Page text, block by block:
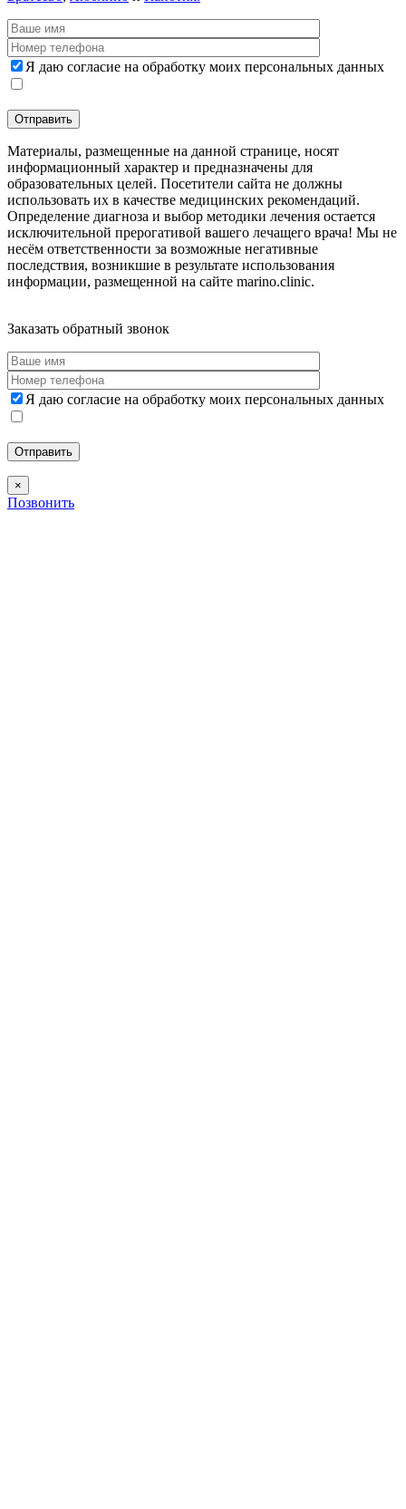
Я даю согласие на обработку моих персональных данных
Материалы, размещенные на данной странице, носят
информационный характер и предназначены для
образовательных целей. Посетители сайта не должны
использовать их в качестве медицинских рекомендаций.
Определение диагноза и выбор методики лечения остается
исключительной прерогативой вашего лечащего врача! Мы не
несём ответственности за возможные негативные
последствия, возникшие в результате использования
информации, размещенной на сайте marino.clinic.
Заказать обратный звонок
Я даю согласие на обработку моих персональных данных
×
Позвонить